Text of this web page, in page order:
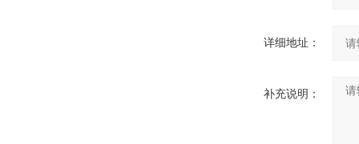
详细地址：
补充说明：